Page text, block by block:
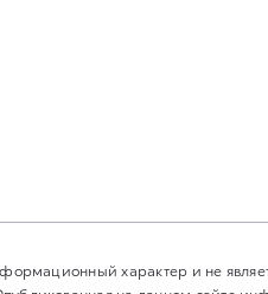
характер и не